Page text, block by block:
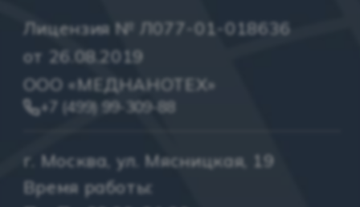
Лицензия № Л077-01-018636
от 26.08.2019
ООО «МЕДНАНОТЕХ»
+7 (499) 99-309-88
г. Москва, ул. Мясницкая, 19
Время работы: